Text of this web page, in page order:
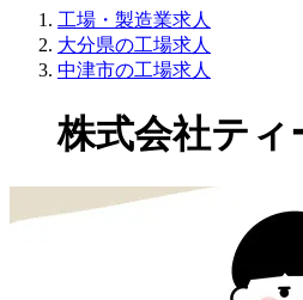
工場・製造業求人
大分県の工場求人
中津市の工場求人
株式会社ティ